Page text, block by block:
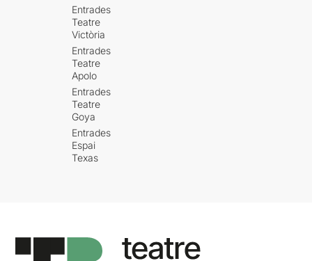
Entrades
Teatre
Victòria
Entrades
Teatre
Apolo
Entrades
Teatre
Goya
Entrades
Espai
Texas